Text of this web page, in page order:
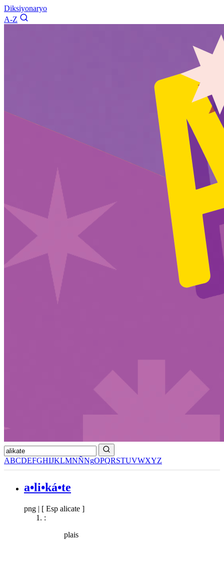
Diksiyonaryo
A-Z
ABCDEFGHIJKLMNÑNgOPQRSTUVWXYZ
a•li•ká•te
png | [ Esp alicate ]
:
plais